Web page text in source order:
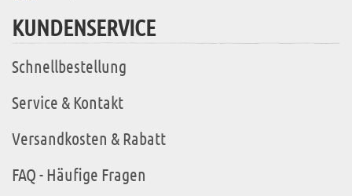
KUNDENSERVICE
Schnellbestellung
Service & Kontakt
Versandkosten & Rabatt
FAQ - Häufige Fragen